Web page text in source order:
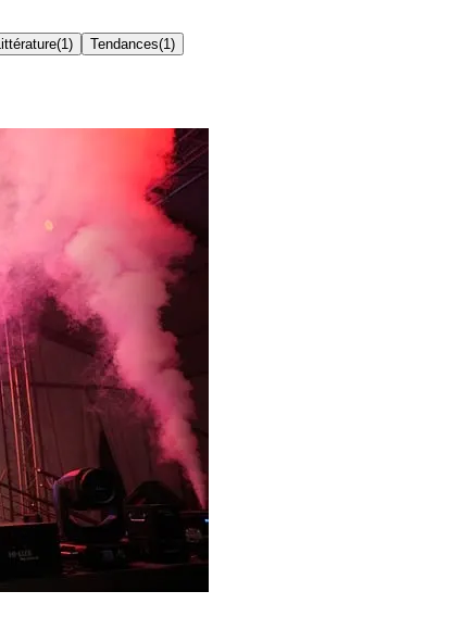
Littérature(1 ) Tendances(1 )